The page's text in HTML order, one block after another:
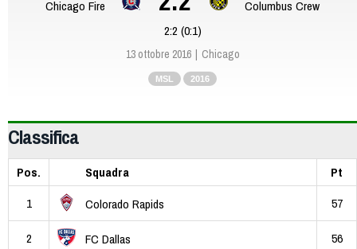
Chicago Fire
Columbus Crew
2:2 (0:1)
13 ottobre 2016 Chicago
MSL 2016
Classifica
Pos. Squadra
Pt
1
Colorado Rapids 57
2 FC Dallas 56